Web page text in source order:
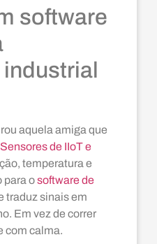
software
aquela amiga que
Sensores de IIoT e
temperatura e
para osoftware de
traduz sinais em
Em vez de correr
com calma.